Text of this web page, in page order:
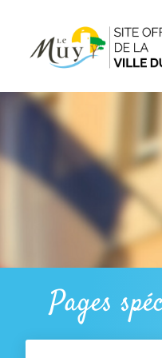
Pages